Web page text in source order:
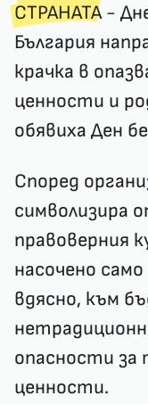
СТРАНАТА-
България
крачка в
ценности и
обявиха Ден
Според
символизира
правоверния
насочено
вдясно, към
опасности
ценности.